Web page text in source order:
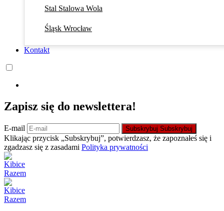
Stal Stalowa Wola
Śląsk Wrocław
Kontakt
Zapisz się do newslettera!
E-mail Subskrybuj Subskrybuj
Klikając przycisk „Subskrybuj”, potwierdzasz, że zapoznałeś się i
zgadzasz się z zasadami Polityka prywatności